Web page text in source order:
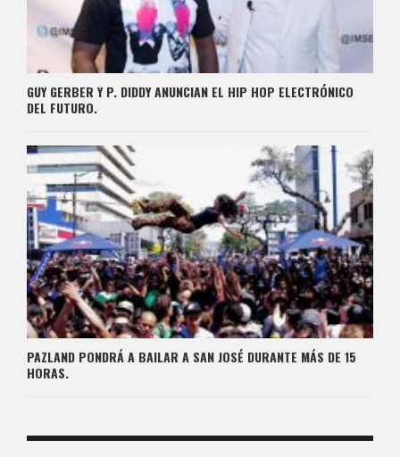
GUY GERBER Y P. DIDDY ANUNCIAN EL HIP HOP ELECTRÓNICO
DEL FUTURO.
PAZLAND PONDRÁ A BAILAR A SAN JOSÉ DURANTE MÁS DE 15
HORAS.